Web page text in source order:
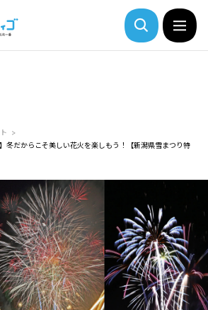
冬だからこそ美しい花火を楽しもう！【新潟県雪まつり特